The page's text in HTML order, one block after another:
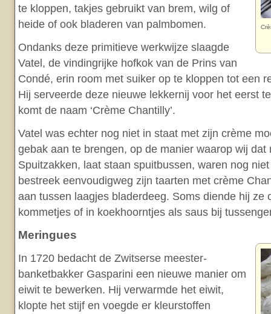
te kloppen, takjes gebruikt van brem, wilg of
heide of ook bladeren van palmbomen.
Ondanks deze primitieve werkwijze slaagde
Vatel, de vindingrijke hofkok van de Prins van
Condé, erin room met suiker op te kloppen tot een
Hij serveerde deze nieuwe lekkernij voor het eerst
komt de naam ‘Crème Chantilly’.
Vatel was echter nog niet in staat met zijn crème
gebak aan te brengen, op de manier waarop wij dat
Spuitzakken, laat staan spuitbussen, waren nog
bestreek eenvoudigweg zijn taarten met crème
aan tussen laagjes bladerdeeg. Soms diende hij ze
kommetjes of in koekhoorntjes als saus bij
Meringues
In 1720 bedacht de Zwitserse meester-
banketbakker Gasparini een nieuwe manier om
eiwit te bewerken. Hij verwarmde het eiwit,
klopte het stijf en voegde er kleurstoffen